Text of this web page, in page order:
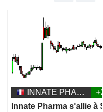
INNATE PHARMA
Innate Pharma s'allie à